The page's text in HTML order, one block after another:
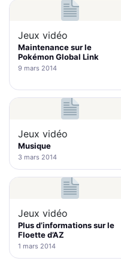
Jeux vidéo
Maintenance sur le
Pokémon Global Link
9 mars 2014
Jeux vidéo
Musique
3 mars 2014
Jeux vidéo
Plus d’informations sur le
Floette d’AZ
1 mars 2014